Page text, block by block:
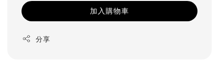
加入購物車
分享